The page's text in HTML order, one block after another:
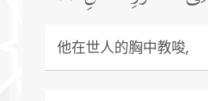
他在世人的胸中教唆,